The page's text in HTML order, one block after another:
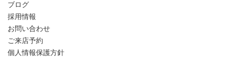
ブログ
採用情報
お問い合わせ
ご来店予約
個人情報保護方針